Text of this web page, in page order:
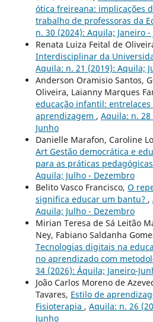
ótica freireana: implicações
trabalho de professoras da
n. 30 (2024): Aquila; Janeiro -
Renata Luiza Feital de
Interdisciplinar da
Aquila: n. 21 (2019): Aquila;
Anderson Oramisio Santos,
Oliveira, Laianny Marques
educação infantil:
aprendizagem , Aquila: n. 28
Junho
Danielle Marafon, Caroline
Art Gestão democrática e
para as práticas pedagógicas
Aquila; Julho - Dezembro
Belito Vasco Francisco, O
significa educar um bantu? ,
Aquila; Julho - Dezembro
Mirian Teresa de Sá Leitão
Ney, Fabiano Saldanha
Tecnologias digitais na
no aprendizado com
34 (2026): Áquila; Janeiro-
João Carlos Moreno de
Tavares, Estilo de
Fisioterapia , Aquila: n. 26
Junho